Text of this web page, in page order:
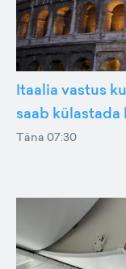
Itaalia vastus
saab
Täna 07:30